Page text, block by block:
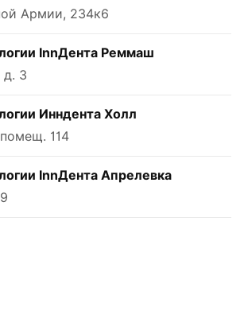
Армии, 234к6
InnДента Реммаш
д. 3
Инндента Холл
114
InnДента Апрелевка